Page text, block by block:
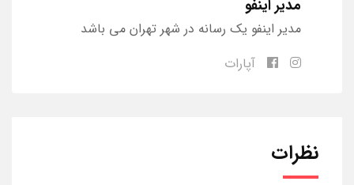
مدیر اینفو
مدیر اینفو یک رسانه در شهر تهران می باشد
آپارات
نظرات